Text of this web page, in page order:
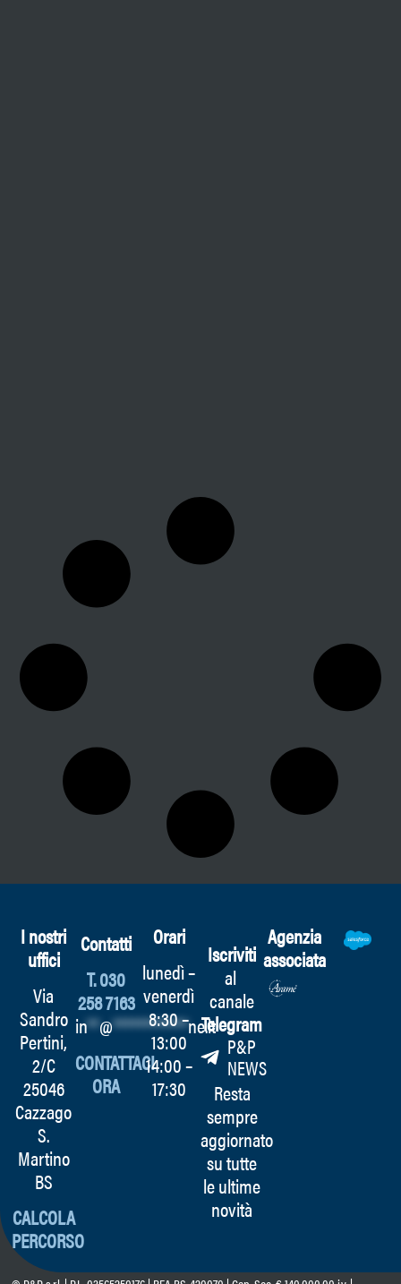
I nostri
uffici
Via
Sandro
Pertini,
2/C
25046
Cazzago
S.
Martino
BS
CALCOLA
PERCORSO
Contatti
T. 030
258 7163
in**@************ne.it
CONTATTACI
ORA
Orari
lunedì –
venerdì
8:30 –
13:00
14:00 –
17:30
Iscriviti
al
canale
Telegram
P&P
NEWS
Resta
sempre
aggiornato
su tutte
le ultime
novità
Agenzia
associata